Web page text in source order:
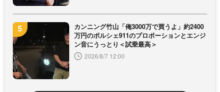
カンニング竹山「俺3000万で買うよ」約2400
万円のポルシェ911のプロポーションとエンジ
ン音にうっとり＜試乗最高＞
2026/8/7 12:00